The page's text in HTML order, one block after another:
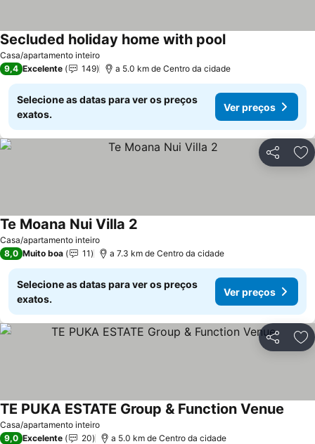
Casa/apartamento inteiro
Secluded holiday home with pool
9,4 Excelente 149 a 5.0 km de Centro da cidade
Selecione as datas para ver os preços
exatos.
Ver preços
Partilhar
Casa/apartamento inteiro
Te Moana Nui Villa 2
8,0 Muito boa 11 a 7.3 km de Centro da cidade
Selecione as datas para ver os preços
exatos.
Ver preços
Partilhar
Casa/apartamento inteiro
TE PUKA ESTATE Group & Function Venue
9,0 Excelente 20 a 5.0 km de Centro da cidade